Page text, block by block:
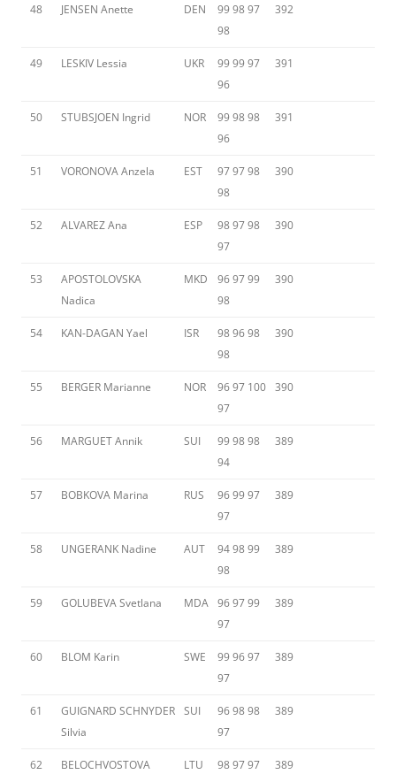
48 JENSEN Anette DEN
99 98 97
98
392
49 LESKIV Lessia UKR
99 99 97
96
391
50 STUBSJOEN Ingrid NOR
99 98 98
96
391
51 VORONOVA Anzela EST
97 97 98
98
390
52 ALVAREZ Ana ESP
98 97 98
97
390
53
APOSTOLOVSKA
Nadica
MKD
96 97 99
98
390
54 KAN-DAGAN Yael ISR
98 96 98
98
390
55 BERGER Marianne NOR
96 97 100
97
390
56 MARGUET Annik SUI
99 98 98
94
389
57 BOBKOVA Marina RUS
96 99 97
97
389
58 UNGERANK Nadine AUT
94 98 99
98
389
59 GOLUBEVA Svetlana MDA 96 97 99
97
389
60 BLOM Karin SWE
99 96 97
97
389
61
GUIGNARD SCHNYDER
Silvia
SUI
96 98 98
97
389
62
BELOCHVOSTOVA
LTU
98 97 97
389